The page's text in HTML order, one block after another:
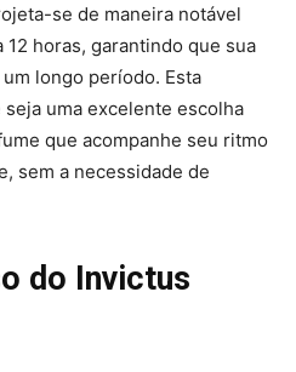
se de maneira notável
12 horas, garantindo que sua
longo período. Esta
uma excelente escolha
que acompanhe seu ritmo
sem a necessidade de
do Invictus